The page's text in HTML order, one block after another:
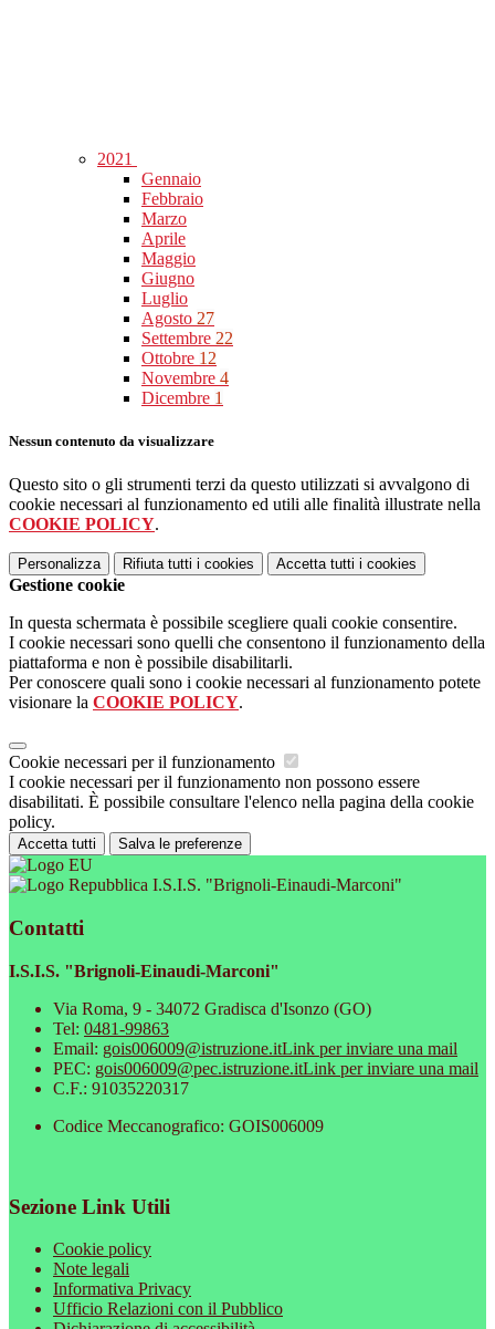
2021
Gennaio
Febbraio
Marzo
Aprile
Maggio
Giugno
Luglio
Agosto 27
Settembre 22
Ottobre 12
Novembre 4
Dicembre 1
Nessun contenuto da visualizzare
Questo sito o gli strumenti terzi da questo utilizzati si avvalgono di
cookie necessari al funzionamento ed utili alle finalità illustrate nella
COOKIE POLICY.
Personalizza Rifiuta tutti i cookies Accetta tutti i cookies
Gestione cookie
In questa schermata è possibile scegliere quali cookie consentire.
I cookie necessari sono quelli che consentono il funzionamento della
piattaforma e non è possibile disabilitarli.
Per conoscere quali sono i cookie necessari al funzionamento potete
visionare la COOKIE POLICY.
Cookie necessari per il funzionamento
I cookie necessari per il funzionamento non possono essere
disabilitati. È possibile consultare l'elenco nella pagina della cookie
policy.
Accetta tutti Salva le preferenze
I.S.I.S. "Brignoli-Einaudi-Marconi"
Contatti
I.S.I.S. "Brignoli-Einaudi-Marconi"
Via Roma, 9 - 34072 Gradisca d'Isonzo (GO)
Tel: 0481-99863
Email: gois006009@istruzione.itLink per inviare una mail
PEC: gois006009@pec.istruzione.itLink per inviare una mail
C.F.: 91035220317
Codice Meccanografico: GOIS006009
Sezione Link Utili
Cookie policy
Note legali
Informativa Privacy
Ufficio Relazioni con il Pubblico